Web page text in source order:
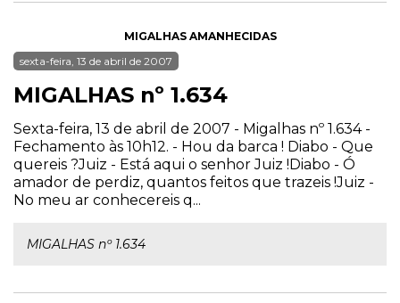
MIGALHAS AMANHECIDAS
sexta-feira, 13 de abril de 2007
MIGALHAS nº 1.634
Sexta-feira, 13 de abril de 2007 - Migalhas nº 1.634 -
Fechamento às 10h12. - Hou da barca ! Diabo - Que
quereis ?Juiz - Está aqui o senhor Juiz !Diabo - Ó
amador de perdiz, quantos feitos que trazeis !Juiz -
No meu ar conhecereis q...
MIGALHAS nº 1.634